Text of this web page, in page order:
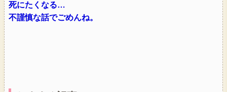
死にたくなる…
不謹慎な話でごめんね。